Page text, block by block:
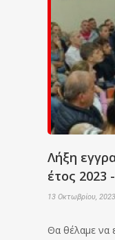
Λήξη
έτος 2023
13 Οκτωβρίου, 2023
Θα θέλαμε να